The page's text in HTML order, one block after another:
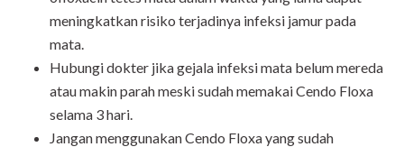
meningkatkan risiko terjadinya infeksi jamur pada
mata.
Hubungi dokter jika gejala infeksi mata belum mereda
atau makin parah meski sudah memakai Cendo Floxa
selama 3 hari.
Jangan menggunakan Cendo Floxa yang sudah